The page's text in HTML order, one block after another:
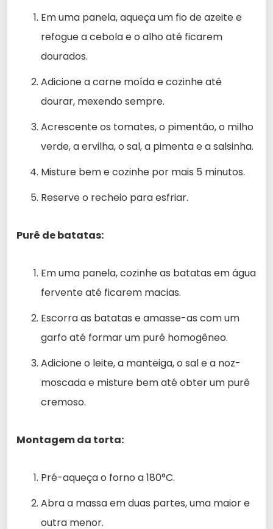
Em uma panela, aqueça um fio de azeite e
refogue a cebola e o alho até ficarem
dourados.
Adicione a carne moída e cozinhe até
dourar, mexendo sempre.
Acrescente os tomates, o pimentão, o milho
verde, a ervilha, o sal, a pimenta e a salsinha.
Misture bem e cozinhe por mais 5 minutos.
Reserve o recheio para esfriar.
Purê de batatas:
Em uma panela, cozinhe as batatas em água
fervente até ficarem macias.
Escorra as batatas e amasse-as com um
garfo até formar um purê homogêneo.
Adicione o leite, a manteiga, o sal e a noz-
moscada e misture bem até obter um purê
cremoso.
Montagem da torta:
Pré-aqueça o forno a 180°C.
Abra a massa em duas partes, uma maior e
outra menor.